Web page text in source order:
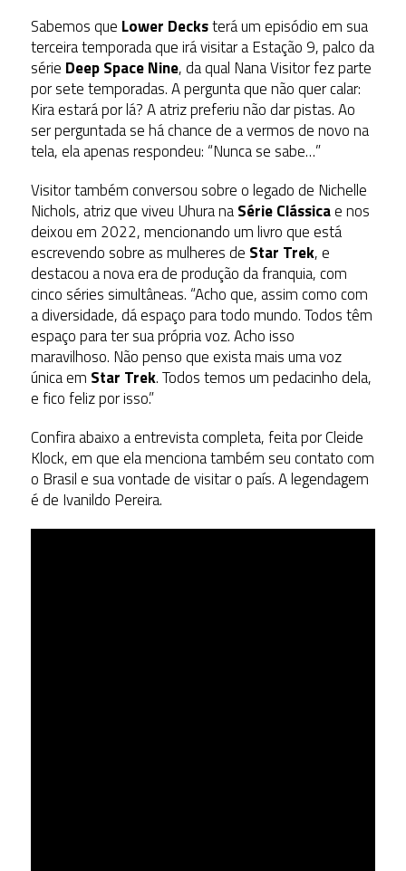
Sabemos que Lower Decksterá um episódio em sua
terceira temporada que irá visitar a Estação 9, palco da
série Deep Space Nine, da qual Nana Visitor fez parte
por sete temporadas. A pergunta que não quer calar:
Kira estará por lá? A atriz preferiu não dar pistas. Ao
ser perguntada se há chance de a vermos de novo na
tela, ela apenas respondeu: “Nunca se sabe…”
Visitor também conversou sobre o legado de Nichelle
Nichols, atriz que viveu Uhura naSérie Clássicae nos
deixou em 2022, mencionando um livro que está
escrevendo sobre as mulheres de Star Trek, e
destacou a nova era de produção da franquia, com
cinco séries simultâneas. “Acho que, assim como com
a diversidade, dá espaço para todo mundo. Todos têm
espaço para ter sua própria voz. Acho isso
maravilhoso. Não penso que exista mais uma voz
única em Star Trek. Todos temos um pedacinho dela,
e fico feliz por isso.”
Confira abaixo a entrevista completa, feita por Cleide
Klock, em que ela menciona também seu contato com
o Brasil e sua vontade de visitar o país. A legendagem
é de Ivanildo Pereira.